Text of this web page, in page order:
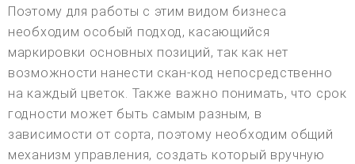
Поэтому для работы с этим видом бизнеса
необходим особый подход, касающийся
маркировки основных позиций, так как нет
возможности нанести скан-код непосредственно
на каждый цветок. Также важно понимать, что срок
годности может быть самым разным, в
зависимости от сорта, поэтому необходим общий
механизм управления, создать который вручную